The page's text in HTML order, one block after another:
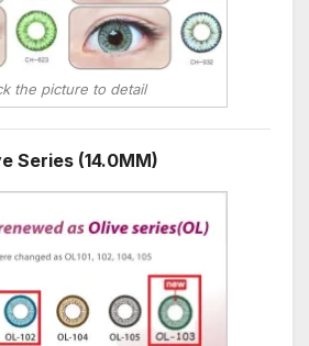
the picture to detail
Series (14.0MM)